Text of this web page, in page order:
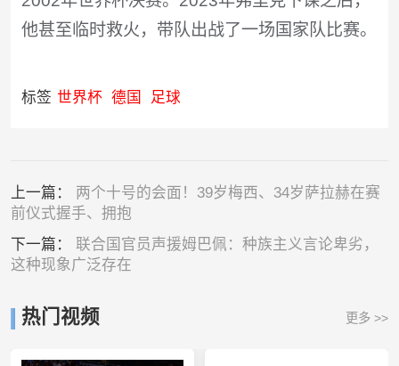
他甚至临时救火，带队出战了一场国家队比赛。
标签 世界杯 德国 足球
上一篇： 两个十号的会面！39岁梅西、34岁萨拉赫在赛
前仪式握手、拥抱
下一篇： 联合国官员声援姆巴佩：种族主义言论卑劣，
这种现象广泛存在
热门视频 更多 >>